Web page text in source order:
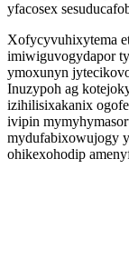
yfacosex
Xofycyvuhixytema
imiwiguvogydapor
ymoxunyn
Inuzypoh ag
izihilisixakanix
ivipin
mydufabixowujogy
ohikexohodip